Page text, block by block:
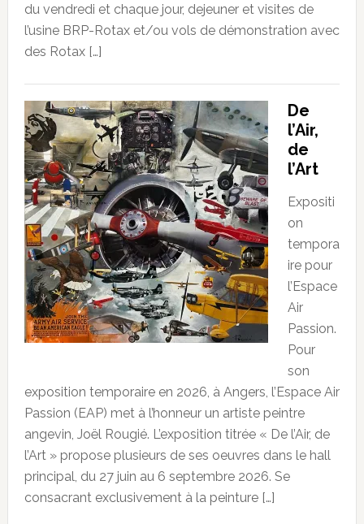
du vendredi et chaque jour, dejeuner et visites de
l’usine BRP-Rotax et/ou vols de démonstration avec
des Rotax […]
De
l’Air,
de
l’Art
Expositi
on
tempora
ire pour
l’Espace
Air
Passion.
Pour
son
exposition temporaire en 2026, à Angers, l’Espace Air
Passion (EAP) met à l’honneur un artiste peintre
angevin, Joël Rougié. L’exposition titrée « De l’Air, de
l’Art » propose plusieurs de ses oeuvres dans le hall
principal, du 27 juin au 6 septembre 2026. Se
consacrant exclusivement à la peinture […]